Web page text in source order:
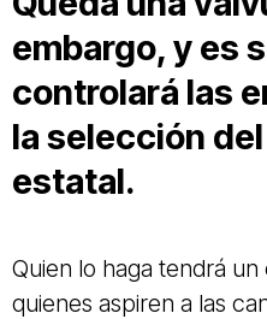
embargo, y es
controlará las
la selección
estatal.
Quien lo haga tendrá
quienes aspiren a las